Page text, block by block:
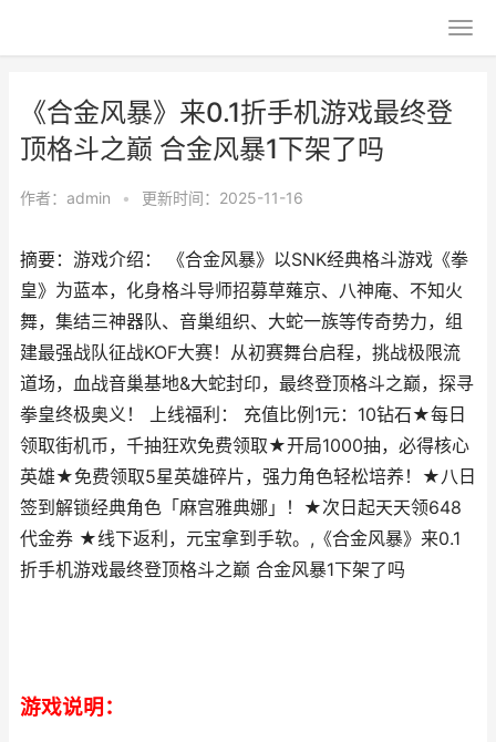
《合金风暴》来0.1折手机游戏最终登
顶格斗之巅 合金风暴1下架了吗
作者： admin • 更新时间：2025-11-16
摘要：游戏介绍： 《合金风暴》以SNK经典格斗游戏《拳
皇》为蓝本，化身格斗导师招募草薙京、八神庵、不知火
舞，集结三神器队、音巢组织、大蛇一族等传奇势力，组
建最强战队征战KOF大赛！从初赛舞台启程，挑战极限流
道场，血战音巢基地&大蛇封印，最终登顶格斗之巅，探寻
拳皇终极奥义！ 上线福利： 充值比例1元：10钻石★每日
领取街机币，千抽狂欢免费领取★开局1000抽，必得核心
英雄★免费领取5星英雄碎片，强力角色轻松培养！★八日
签到解锁经典角色「麻宫雅典娜」！★次日起天天领648
代金券 ★线下返利，元宝拿到手软。,《合金风暴》来0.1
折手机游戏最终登顶格斗之巅 合金风暴1下架了吗
游戏说明：